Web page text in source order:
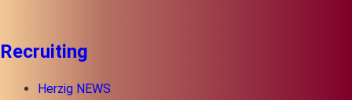
Recruiting
Herzig NEWS